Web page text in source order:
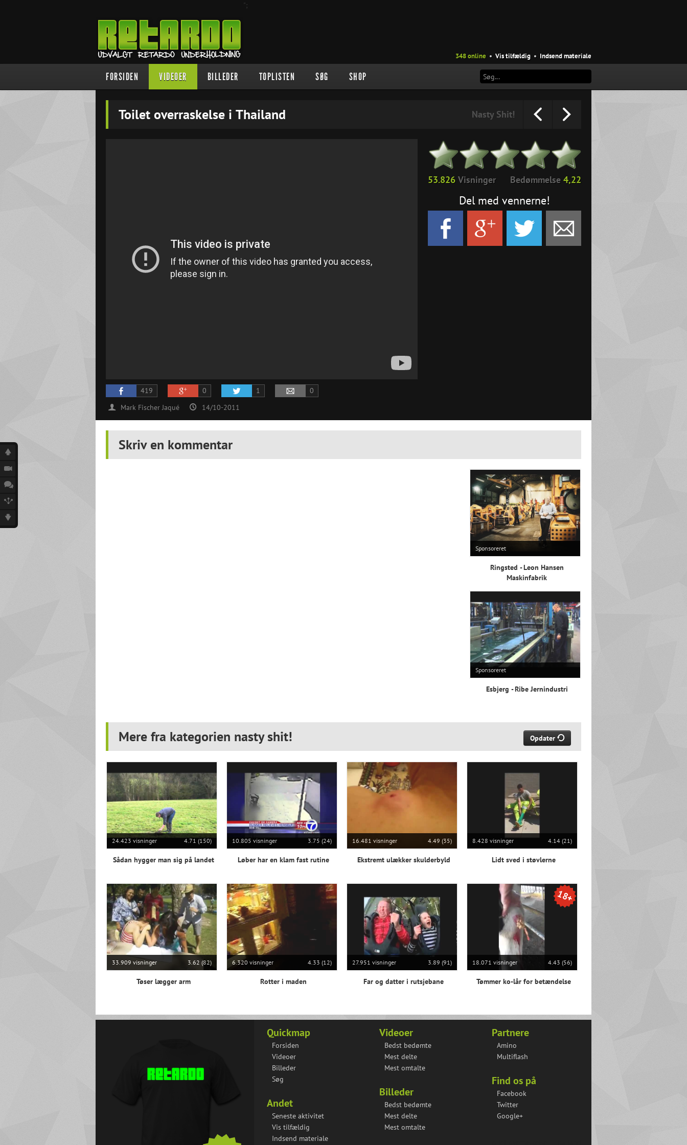
";
348 online • Vis tilfældig • Indsend materiale
FORSIDEN VIDEOER BILLEDER TOPLISTEN SØG SHOP
Toilet overraskelse i Thailand Nasty Shit!
53.826 Visninger Bedømmelse 4,22
Del med vennerne!
419 0 1
0
Mark Fischer Jaqué
14/10-2011
Skriv en kommentar
Sponsoreret
Ringsted - Leon Hansen
Maskinfabrik
Sponsoreret
Esbjerg - Ribe Jernindustri
Mere fra kategorien nasty shit! Opdater
24.423 visninger 4.71 (150)
Sådan hygger man sig på landet
10.805 visninger 3.75 (24)
Løber har en klam fast rutine
16.481 visninger 4.49 (35)
Ekstremt ulækker skulderbyld
8.428 visninger 4.14 (21)
Lidt sved i støvlerne
33.909 visninger 3.62 (82)
Tøser lægger arm
6.320 visninger 4.33 (12)
Rotter i maden
27.951 visninger 3.89 (91)
Far og datter i rutsjebane
18+
18.071 visninger 4.43 (56)
Tømmer ko-lår for betændelse
Partnere
Amino
Multiflash
Find os på
Facebook
Twitter
Google+
Videoer
Bedst bedømte
Mest delte
Mest omtalte
Billeder
Bedst bedømte
Mest delte
Mest omtalte
Quickmap
Forsiden
Videoer
Billeder
Søg
Andet
Seneste aktivitet
Vis tilfældig
Indsend materiale